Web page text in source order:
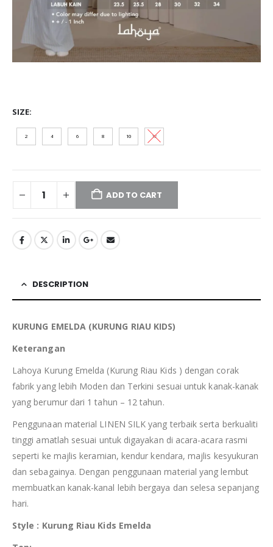
SIZE
2 4 6 8 10 12
ADD TO CART
DESCRIPTION
KURUNG EMELDA(KURUNG RIAU KIDS)
Keterangan
Lahoya Kurung Emelda (Kurung Riau Kids ) dengan corak
fabrik yang lebih Moden dan Terkini sesuai untuk kanak-kanak
yang berumur dari 1 tahun – 12 tahun.
Penggunaan material LINEN SILK yang terbaik serta berkualiti
tinggi amatlah sesuai untuk digayakan di acara-acara rasmi
seperti ke majlis keramian, kendur kendara, majlis kesyukuran
dan sebagainya. Dengan penggunaan material yang lembut
membuatkan kanak-kanal lebih bergaya dan selesa sepanjang
hari.
Style : Kurung Riau Kids Emelda